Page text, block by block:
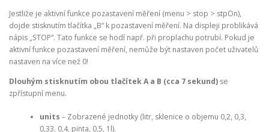
Jestliže je aktivní funkce pozastavení měření (menu > stop > stpOn),
dojde stisknutím tlačítka „B“ k pozastavení měření. Na displeji problikává
nápis „STOP“. Tato funkce se hodí např. při proplachu potrubí. Pokud je
aktivní funkce pozastavení měření, nemůže být nastaven počet uživatelů
nastaven na více než 0!
Dlouhým stisknutím obou tlačítek A a B (cca 7 sekund) se
zpřístupní menu.
units – Zobrazené jednotky (litr, sklenice o objemu 0,2, 0,3,
0,33, 0,4, pinta, 0,5, 1l).